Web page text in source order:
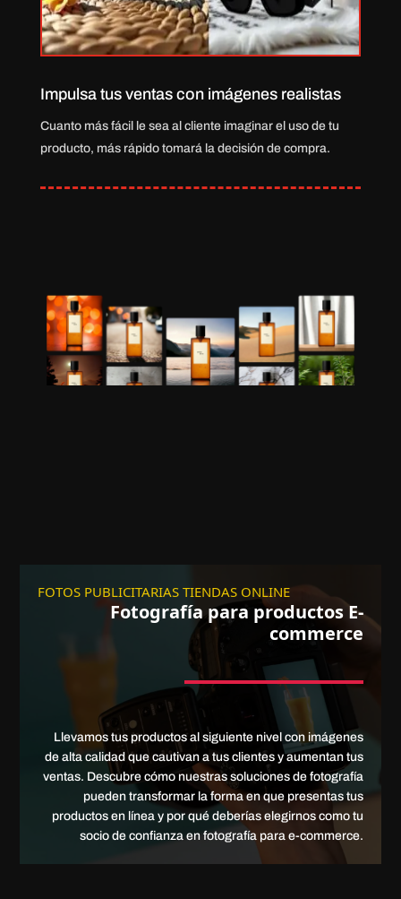
Impulsa tus ventas con imágenes realistas
Cuanto más fácil le sea al cliente imaginar el uso de tu
producto, más rápido tomará la decisión de compra.
FOTOS PUBLICITARIAS TIENDAS ONLINE
Fotografía para productos E-
commerce
Llevamos tus productos al siguiente nivel con imágenes
de alta calidad que cautivan a tus clientes y aumentan tus
ventas. Descubre cómo nuestras soluciones de fotografía
pueden transformar la forma en que presentas tus
productos en línea y por qué deberías elegirnos como tu
socio de confianza en fotografía para e-commerce.